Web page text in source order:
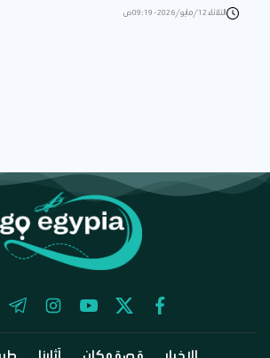
الثلاثاء 12/مايو/2026 - 09:19 ص
facebook
twitter
youtube
instagram